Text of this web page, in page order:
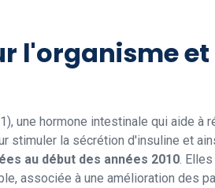
l'organisme et
une hormone intestinale qui aide à
stimuler la sécrétion d'insuline et
au début des années 2010 .
associée à une amélioration des